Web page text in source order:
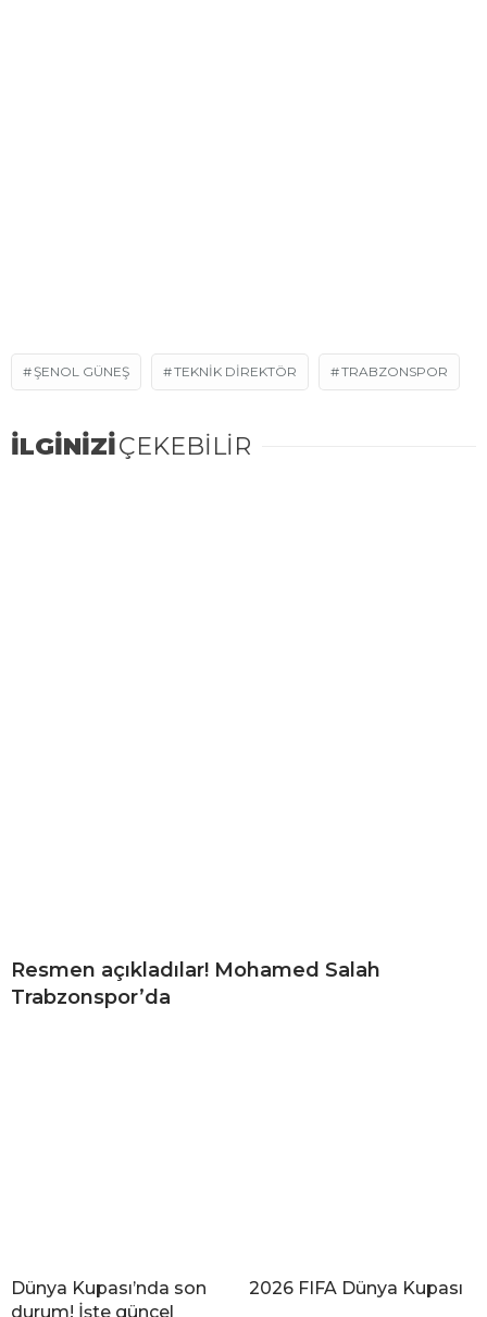
ŞENOL GÜNEŞ TEKNIK DIREKTÖR TRABZONSPOR
İLGİNİZİÇEKEBİLİR
Resmen açıkladılar! Mohamed Salah
Trabzonspor’da
Dünya Kupası’nda son
durum! İşte güncel
2026 FIFA Dünya Kupası